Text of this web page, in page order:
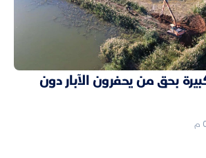
بحق من يحفرون الآبار دون